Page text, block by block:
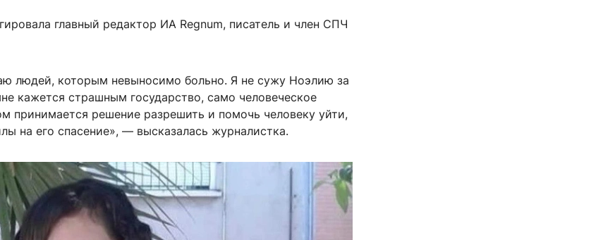
главный редактор ИА Regnum, писатель и член СПЧ
людей, которым невыносимо больно. Я не сужу Ноэлию за
кажется страшным государство, само человеческое
принимается решение разрешить и помочь человеку уйти,
на его спасение», — высказалась журналистка.